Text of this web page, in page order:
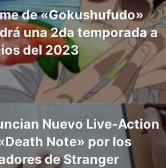
de «Gokushufudo»
una 2da temporada a
del 2023
Nuevo Live-Action
Note» por los
de Stranger